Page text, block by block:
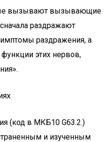
вызывают вызывающие
раздражают
раздражения, а
этих нервов,
(код в МКБ10 G63.2.)
и изученным